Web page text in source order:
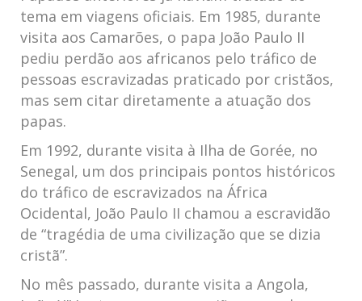
tema em viagens oficiais. Em 1985, durante
visita aos Camarões, o papa João Paulo II
pediu perdão aos africanos pelo tráfico de
pessoas escravizadas praticado por cristãos,
mas sem citar diretamente a atuação dos
papas.
Em 1992, durante visita à Ilha de Gorée, no
Senegal, um dos principais pontos históricos
do tráfico de escravizados na África
Ocidental, João Paulo II chamou a escravidão
de “tragédia de uma civilização que se dizia
cristã”.
No mês passado, durante visita a Angola,